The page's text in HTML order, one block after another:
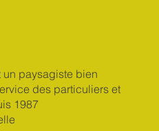
un paysagiste bien
des particuliers et
1987